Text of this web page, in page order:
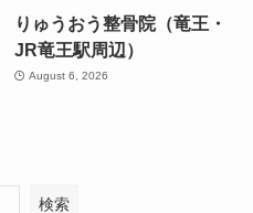
りゅうおう整骨院（竜王・
JR竜王駅周辺）
August 6, 2026
検索